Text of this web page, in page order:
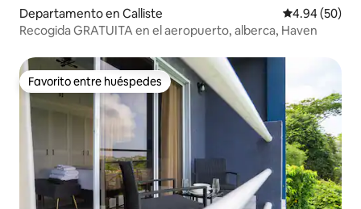
Departamento en Calliste Calificación
4.94 (50)
Recogida GRATUITA en el aeropuerto, alberca, Haven
Favorito entre huéspedes
Favorito entre huéspedes